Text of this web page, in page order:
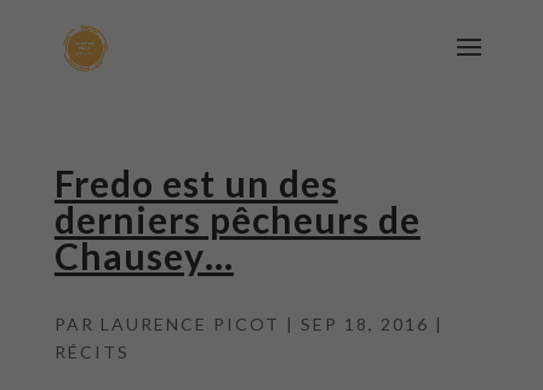
Fredo est un des
derniers pêcheurs de
Chausey…
PAR LAURENCE PICOT | SEP 18, 2016 |
RÉCITS